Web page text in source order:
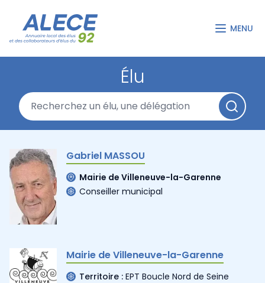
MENU
Élu
Gabriel MASSOU
Mairie de Villeneuve-la-Garenne
Conseiller municipal
Mairie de Villeneuve-la-Garenne
Territoire : EPT Boucle Nord de Seine